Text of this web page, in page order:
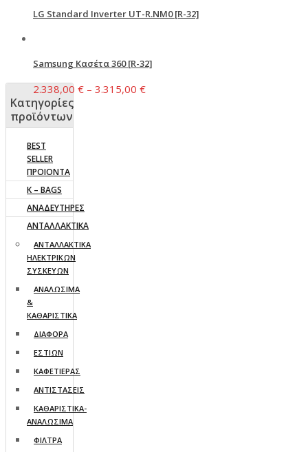
LG Standard Inverter UT-R.NM0 [R-32]
Samsung Κασέτα 360 [R-32]
2.338,00 € – 3.315,00 €
Κατηγορίες
προϊόντων
BEST
SELLER
ΠΡΟΙΟΝΤΑ
K – BAGS
ΑΝΑΔΕΥΤΗΡΕΣ
ΑΝΤΑΛΛΑΚΤΙΚΑ
AΝΤΑΛΛΑΚΤΙΚΑ
ΗΛΕΚΤΡΙΚΩΝ
ΣΥΣΚΕΥΩΝ
ΑΝΑΛΩΣΙΜΑ
&
ΚΑΘΑΡΙΣΤΙΚΑ
ΔΙΑΦΟΡΑ
ΕΣΤΙΩΝ
ΚΑΦΕΤΙΕΡΑΣ
ΑΝΤΙΣΤΑΣΕΙΣ
ΚΑΘΑΡΙΣΤΙΚΑ-
ΑΝΑΛΩΣΙΜΑ
ΦΙΛΤΡΑ